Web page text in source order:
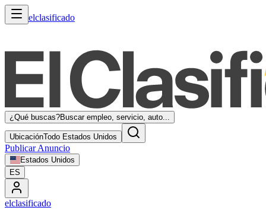
elclasificado
¿Qué buscas?Buscar empleo, servicio, auto...
UbicaciónTodo Estados Unidos
Publicar Anuncio
Estados Unidos
ES
elclasificado